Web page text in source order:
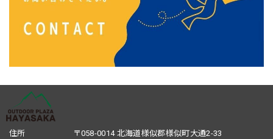
住所
〒058-0014 北海道様似郡様似町大通2-33